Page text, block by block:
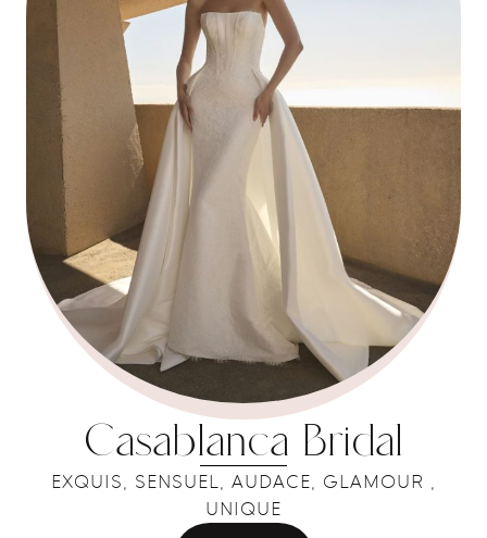
Casablanca Bridal
EXQUIS, SENSUEL, AUDACE, GLAMOUR ,
UNIQUE